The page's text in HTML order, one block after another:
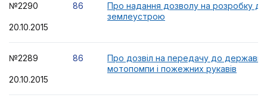
№2290
20.10.2015
86
Про надання дозволу на розробку
землеустрою
№2289
20.10.2015
86
Про дозвіл на передачу до
мотопомпи і пожежних рукавів